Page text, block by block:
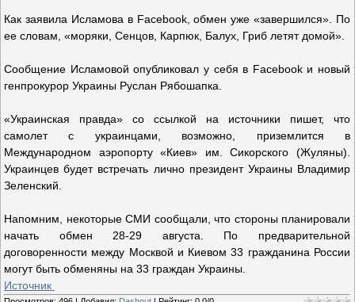
Как заявила Исламова в Facebook, обмен уже «завершился». По
ее словам, «моряки, Сенцов, Карпюк, Балух, Гриб летят домой».
Сообщение Исламовой опубликовал у себя в Facebook и новый
генпрокурор Украины Руслан Рябошапка.
«Украинская правда» со ссылкой на источники пишет, что
самолет с украинцами, возможно, приземлится в
Международном аэропорту «Киев» им. Сикорского (Жуляны).
Украинцев будет встречать лично президент Украины Владимир
Зеленский.
Напомним, некоторые СМИ сообщали, что стороны планировали
начать обмен 28-29 августа. По предварительной
договоренности между Москвой и Киевом 33 гражданина России
могут быть обменяны на 33 граждан Украины.
Источник